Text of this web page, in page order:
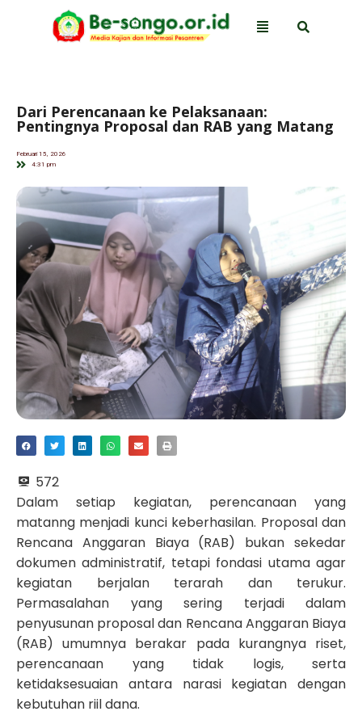
Dari Perencanaan ke Pelaksanaan:
Pentingnya Proposal dan RAB yang Matang
Februari 15, 2026
4:31 pm
572
Dalam setiap kegiatan, perencanaan yang
matanng menjadi kunci keberhasilan. Proposal dan
Rencana Anggaran Biaya (RAB) bukan sekedar
dokumen administratif, tetapi fondasi utama agar
kegiatan berjalan terarah dan terukur.
Permasalahan yang sering terjadi dalam
penyusunan proposal dan Rencana Anggaran Biaya
(RAB) umumnya berakar pada kurangnya riset,
perencanaan yang tidak logis, serta
ketidaksesuaian antara narasi kegiatan dengan
kebutuhan riil dana.